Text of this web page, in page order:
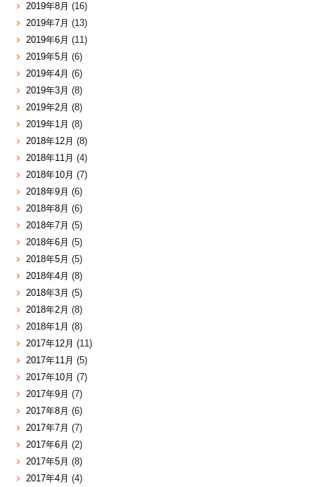
2019年8月 (16)
2019年7月 (13)
2019年6月 (11)
2019年5月 (6)
2019年4月 (6)
2019年3月 (8)
2019年2月 (8)
2019年1月 (8)
2018年12月 (8)
2018年11月 (4)
2018年10月 (7)
2018年9月 (6)
2018年8月 (6)
2018年7月 (5)
2018年6月 (5)
2018年5月 (5)
2018年4月 (8)
2018年3月 (5)
2018年2月 (8)
2018年1月 (8)
2017年12月 (11)
2017年11月 (5)
2017年10月 (7)
2017年9月 (7)
2017年8月 (6)
2017年7月 (7)
2017年6月 (2)
2017年5月 (8)
2017年4月 (4)